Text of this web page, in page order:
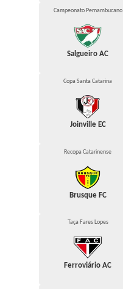
Campeonato Pernambucano
Salgueiro AC
Copa Santa Catarina
Joinville EC
Recopa Catarinense
Brusque FC
Taça Fares Lopes
Ferroviário AC